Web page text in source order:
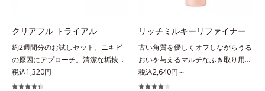
クリアフル トライアル
約2週間分のお試しセット。ニキビ
の原因にアプローチ。清潔な垢抜け
肌(*1)へ。「ニキビをくり返してし
まう」「毛穴目立ちが気になる」
税込1,320円
リッチミルキーリファイナー
古い角質を優しくオフしながらうる
おいを与えるマルチなふき取り用美
容液。ごわつき、黄ぐすみなど、さ
まざまな年齢肌悩みに関わる角層の
税込2,640円～